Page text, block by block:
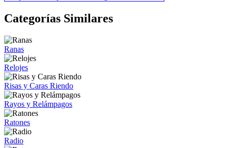
Categorías Similares
Ranas
Relojes
Risas y Caras Riendo
Rayos y Relámpagos
Ratones
Radio